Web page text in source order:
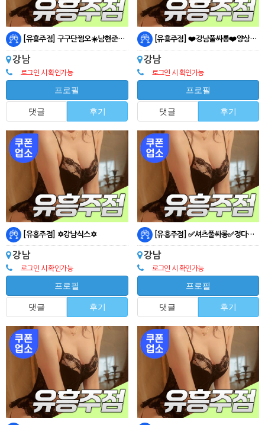
[유흥주점] 구구단쩜오☀️남현준대표
강남
로그인 시 확인가능
프로필
댓글 후기
[유흥주점] ❤️강남풀싸롱❤️양상국실장❤️
강남
로그인 시 확인가능
프로필
댓글 후기
[유흥주점] ✡️강남식스✡️
강남
로그인 시 확인가능
프로필
댓글 후기
[유흥주점] ✅셔츠풀싸롱✅정다운대표✅
강남
로그인 시 확인가능
프로필
댓글 후기